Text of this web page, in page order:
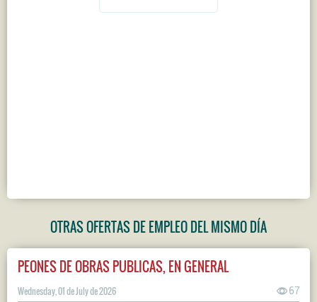
OTRAS OFERTAS DE EMPLEO DEL MISMO DÍA
PEONES DE OBRAS PUBLICAS, EN GENERAL
Wednesday, 01 de July de 2026 67